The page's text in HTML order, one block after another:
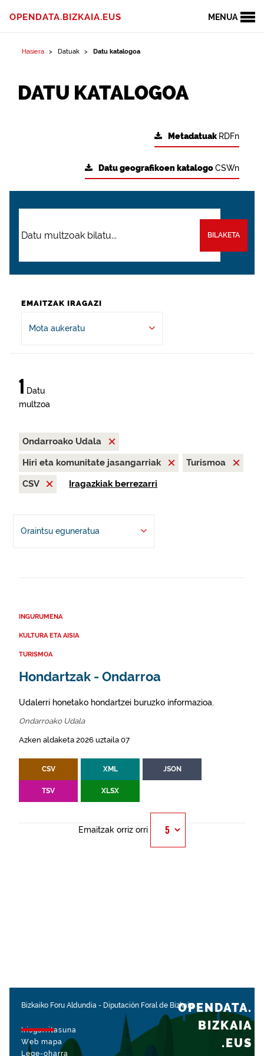
MENUA
OPENDATA.BIZKAIA.EUS
Hasiera Datuak Datu katalogoa
DATU KATALOGOA
Metadatuak RDFn
Datu geografikoen katalogoCSWn
BILAKETA
EMAITZAK IRAGAZI
Mota aukeratu
1 Datu
multzoa
Ondarroako Udala
Hiri eta komunitate jasangarriak
Turismoa
CSV
Iragazkiak berrezarri
Oraintsu eguneratua
INGURUMENA
KULTURA ETA AISIA
TURISMOA
Hondartzak - Ondarroa
Udalerri honetako hondartzei buruzko informazioa.
Ondarroako Udala
Azken aldaketa 2026 uztaila 07
CSV XML JSON
TSV XLSX
Emaitzak orriz orri
Bizkaiko Foru Aldundia - Diputación Foral de Bizkaia
Irisgarritasuna
Web mapa
Lege-oharra
OPENDATA.
BIZKAIA
.EUS